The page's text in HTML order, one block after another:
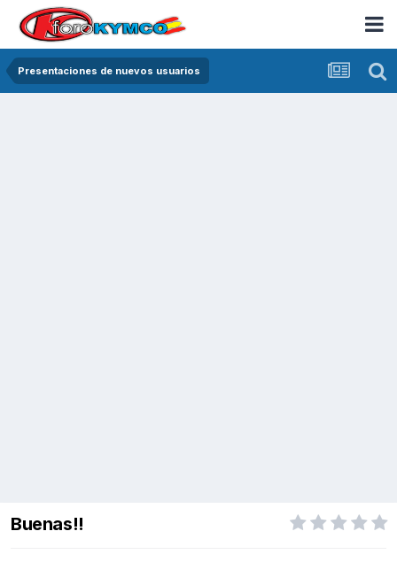
Presentaciones de nuevos usuarios
Buenas!!